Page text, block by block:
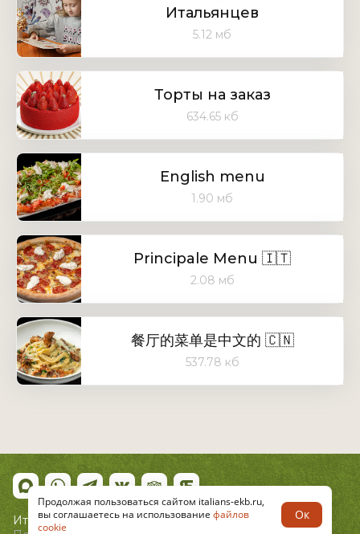
Итальянцев
5.12 мб
Торты на заказ
634.65 кб
English menu
1.90 мб
Principale Menu 🇮🇹
2.08 мб
餐厅的菜单是中文的 🇨🇳
537.78 кб
Итальянцы © 2026
Продолжая пользоваться сайтом italians-ekb.ru,
вы соглашаетесь на использование файлов
cookie
Ок